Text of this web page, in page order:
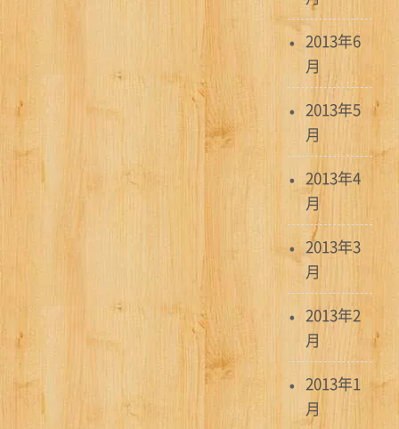
2013年6
月
2013年5
月
2013年4
月
2013年3
月
2013年2
月
2013年1
月